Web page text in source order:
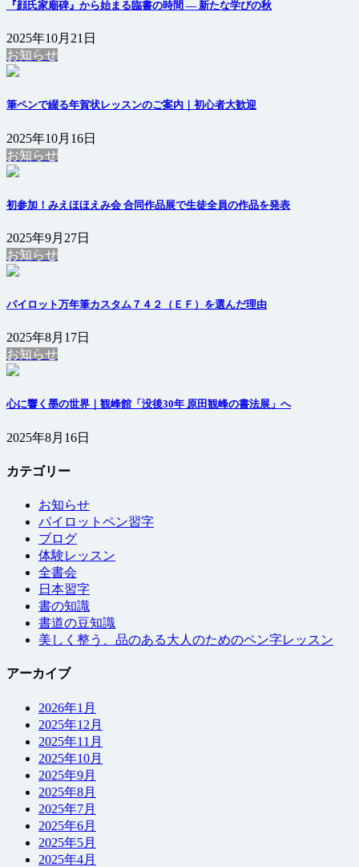
『顔氏家廟碑』から始まる臨書の時間 ― 新たな学びの秋
2025年10月21日
お知らせ
筆ペンで綴る年賀状レッスンのご案内｜初心者大歓迎
2025年10月16日
お知らせ
初参加！みえほほえみ会 合同作品展で生徒全員の作品を発表
2025年9月27日
お知らせ
パイロット万年筆カスタム７４２（ＥＦ）を選んだ理由
2025年8月17日
お知らせ
心に響く墨の世界｜観峰館「没後30年 原田観峰の書法展」へ
2025年8月16日
カテゴリー
お知らせ
パイロットペン習字
ブログ
体験レッスン
全書会
日本習字
書の知識
書道の豆知識
美しく整う、品のある大人のためのペン字レッスン
アーカイブ
2026年1月
2025年12月
2025年11月
2025年10月
2025年9月
2025年8月
2025年7月
2025年6月
2025年5月
2025年4月